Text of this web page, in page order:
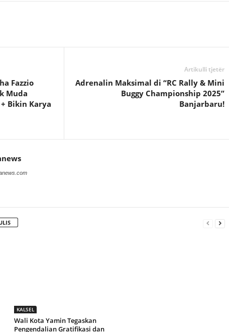
Fazzio
Muda
Bikin Karya
Artikulli tjetër
Adrenalin Maksimal di “RC Rally & Mini
Buggy Championship 2025”
Banjarbaru!
KALSEL
Wali Kota Yamin Tegaskan
Pengendalian Gratifikasi dan